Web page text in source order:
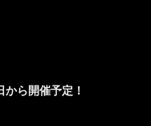
から開催予定！